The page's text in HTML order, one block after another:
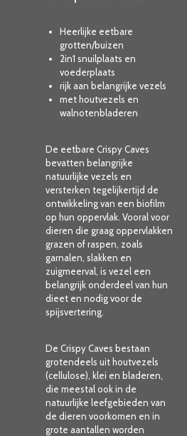
Heerlijke eetbare
grotten/buizen
2in1 snuilplaats en
voederplaats
rijk aan belangrijke vezels
met houtvezels en
walnotenbladeren
De eetbare Crispy Caves
bevatten belangrijke
natuurlijke vezels en
versterken tegelijkertijd de
ontwikkeling van een biofilm
op hun oppervlak. Vooral voor
dieren die graag oppervlakken
grazen of raspen, zoals
garnalen, slakken en
zuigmeerval, is vezel een
belangrijk onderdeel van hun
dieet en nodig voor de
spijsvertering.
De Crispy Caves bestaan
grotendeels uit houtvezels
(cellulose), klei en bladeren,
die meestal ook in de
natuurlijke leefgebieden van
de dieren voorkomen en in
grote aantallen worden